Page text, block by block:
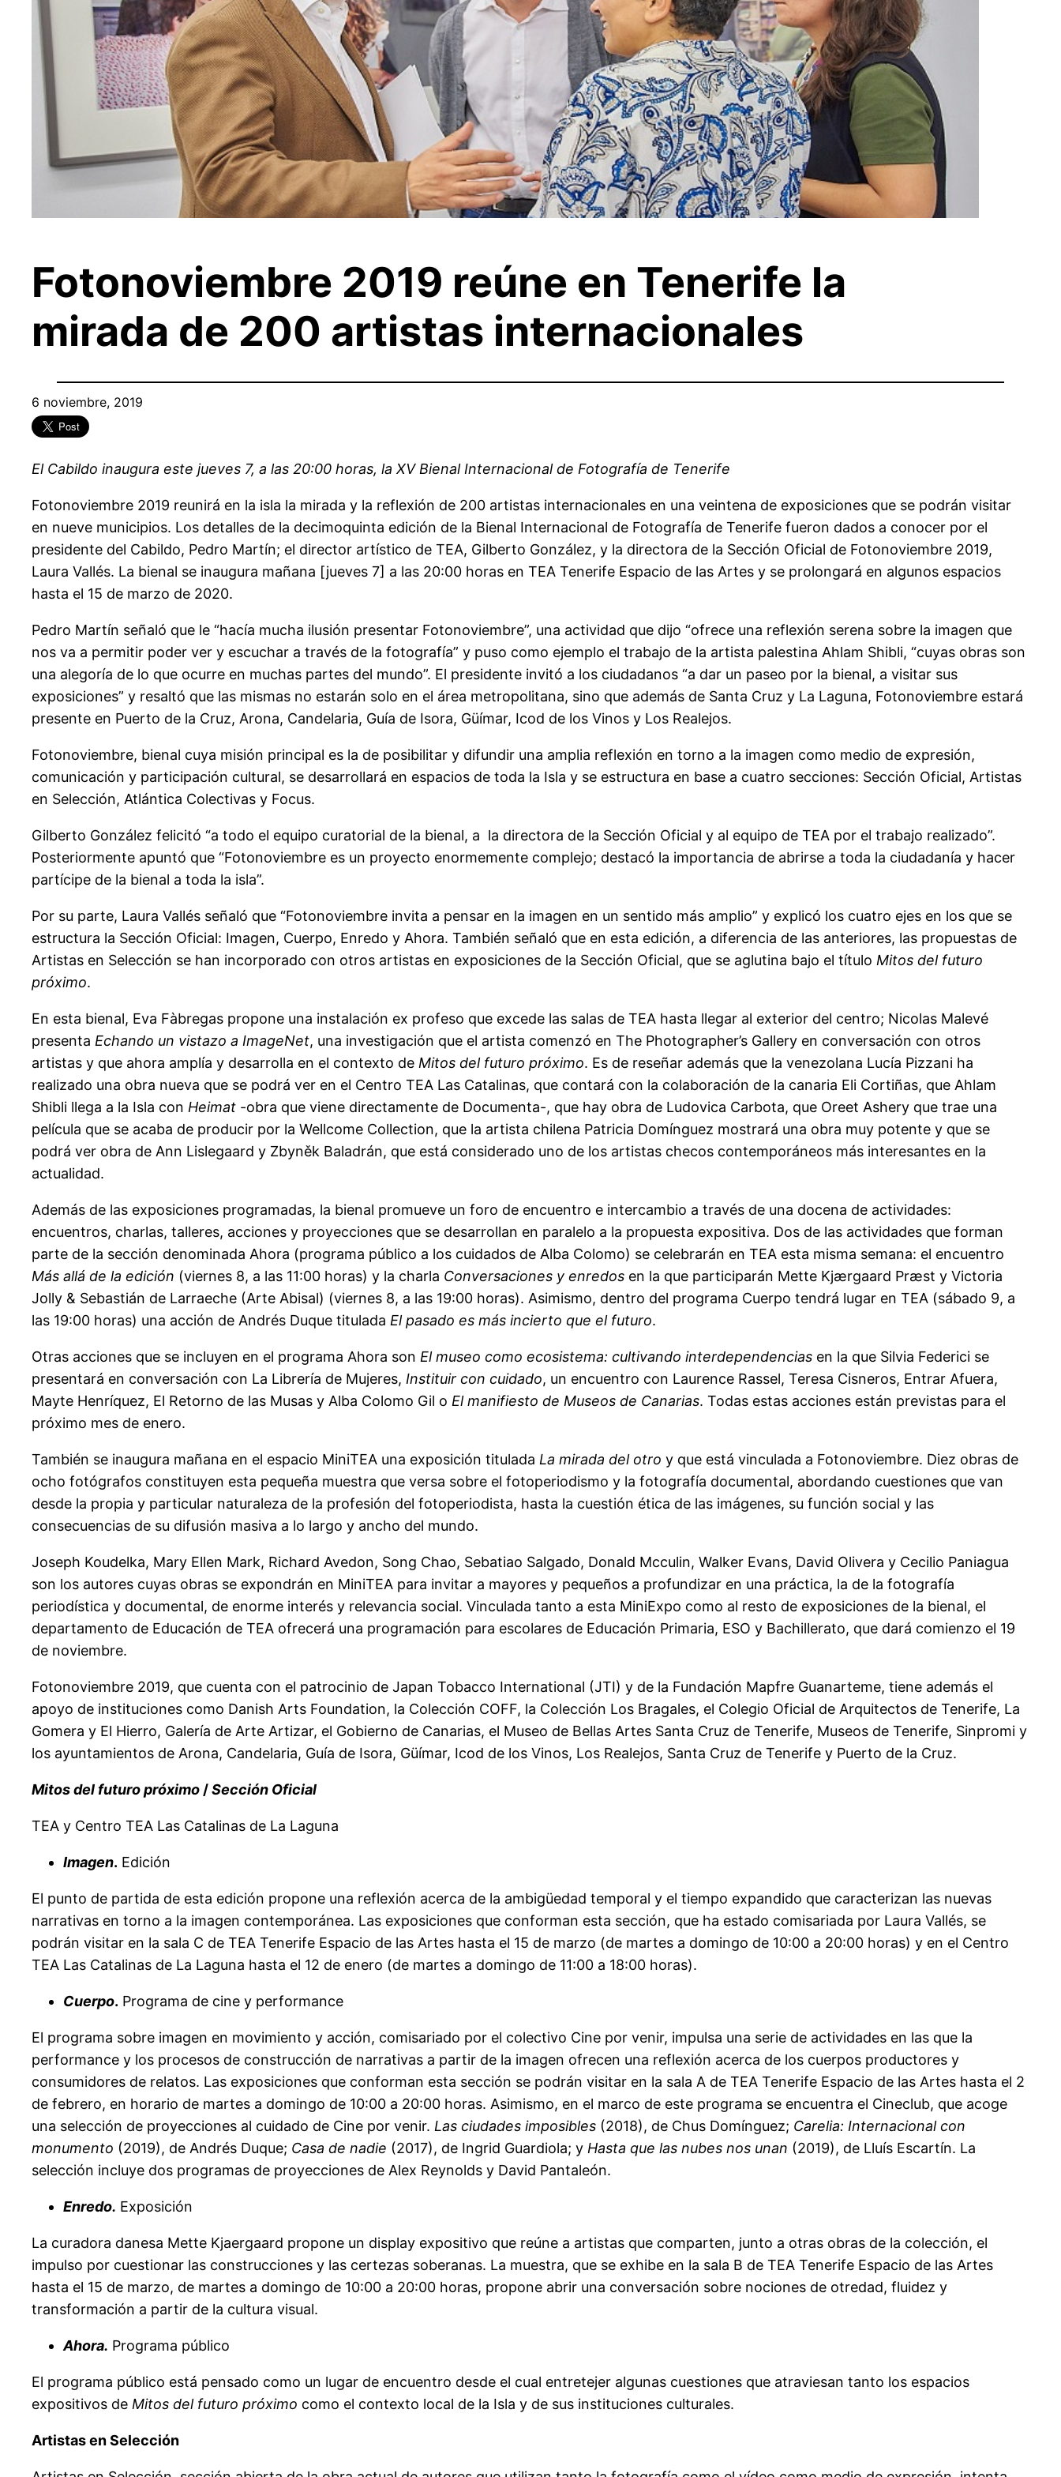
Fotonoviembre 2019 reúne en Tenerife la
mirada de 200 artistas internacionales
6 noviembre, 2019
El Cabildo inaugura este jueves 7, a las 20:00 horas, la XV Bienal Internacional de Fotografía de Tenerife
Fotonoviembre 2019 reunirá en la isla la mirada y la reflexión de 200 artistas internacionales en una veintena de exposiciones que se podrán visitar
en nueve municipios. Los detalles de la decimoquinta edición de la Bienal Internacional de Fotografía de Tenerife fueron dados a conocer por el
presidente del Cabildo, Pedro Martín; el director artístico de TEA, Gilberto González, y la directora de la Sección Oficial de Fotonoviembre 2019,
Laura Vallés. La bienal se inaugura mañana [jueves 7] a las 20:00 horas en TEA Tenerife Espacio de las Artes y se prolongará en algunos espacios
hasta el 15 de marzo de 2020.
Pedro Martín señaló que le “hacía mucha ilusión presentar Fotonoviembre”, una actividad que dijo “ofrece una reflexión serena sobre la imagen que
nos va a permitir poder ver y escuchar a través de la fotografía” y puso como ejemplo el trabajo de la artista palestina Ahlam Shibli, “cuyas obras son
una alegoría de lo que ocurre en muchas partes del mundo”. El presidente invitó a los ciudadanos “a dar un paseo por la bienal, a visitar sus
exposiciones” y resaltó que las mismas no estarán solo en el área metropolitana, sino que además de Santa Cruz y La Laguna, Fotonoviembre estará
presente en Puerto de la Cruz, Arona, Candelaria, Guía de Isora, Güímar, Icod de los Vinos y Los Realejos.
Fotonoviembre, bienal cuya misión principal es la de posibilitar y difundir una amplia reflexión en torno a la imagen como medio de expresión,
comunicación y participación cultural, se desarrollará en espacios de toda la Isla y se estructura en base a cuatro secciones: Sección Oficial, Artistas
en Selección, Atlántica Colectivas y Focus.
Gilberto González felicitó “a todo el equipo curatorial de la bienal, a la directora de la Sección Oficial y al equipo de TEA por el trabajo realizado”.
Posteriormente apuntó que “Fotonoviembre es un proyecto enormemente complejo; destacó la importancia de abrirse a toda la ciudadanía y hacer
partícipe de la bienal a toda la isla”.
Por su parte, Laura Vallés señaló que “Fotonoviembre invita a pensar en la imagen en un sentido más amplio” y explicó los cuatro ejes en los que se
estructura la Sección Oficial: Imagen, Cuerpo, Enredo y Ahora. También señaló que en esta edición, a diferencia de las anteriores, las propuestas de
Artistas en Selección se han incorporado con otros artistas en exposiciones de la Sección Oficial, que se aglutina bajo el título Mitos del futuro
próximo.
En esta bienal, Eva Fàbregas propone una instalación ex profeso que excede las salas de TEA hasta llegar al exterior del centro; Nicolas Malevé
presenta Echando un vistazo a ImageNet, una investigación que el artista comenzó en The Photographer’s Gallery en conversación con otros
artistas y que ahora amplía y desarrolla en el contexto de Mitos del futuro próximo. Es de reseñar además que la venezolana Lucía Pizzani ha
realizado una obra nueva que se podrá ver en el Centro TEA Las Catalinas, que contará con la colaboración de la canaria Eli Cortiñas, que Ahlam
Shibli llega a la Isla con Heimat -obra que viene directamente de Documenta-, que hay obra de Ludovica Carbota, que Oreet Ashery que trae una
película que se acaba de producir por la Wellcome Collection, que la artista chilena Patricia Domínguez mostrará una obra muy potente y que se
podrá ver obra de Ann Lislegaard y Zbyněk Baladrán, que está considerado uno de los artistas checos contemporáneos más interesantes en la
actualidad.
Además de las exposiciones programadas, la bienal promueve un foro de encuentro e intercambio a través de una docena de actividades:
encuentros, charlas, talleres, acciones y proyecciones que se desarrollan en paralelo a la propuesta expositiva. Dos de las actividades que forman
parte de la sección denominada Ahora (programa público a los cuidados de Alba Colomo) se celebrarán en TEA esta misma semana: el encuentro
Más allá de la edición (viernes 8, a las 11:00 horas) y la charla Conversaciones y enredos en la que participarán Mette Kjærgaard Præst y Victoria
Jolly & Sebastián de Larraeche (Arte Abisal) (viernes 8, a las 19:00 horas). Asimismo, dentro del programa Cuerpo tendrá lugar en TEA (sábado 9, a
las 19:00 horas) una acción de Andrés Duque titulada El pasado es más incierto que el futuro.
Otras acciones que se incluyen en el programa Ahora son El museo como ecosistema: cultivando interdependencias en la que Silvia Federici se
presentará en conversación con La Librería de Mujeres, Instituir con cuidado, un encuentro con Laurence Rassel, Teresa Cisneros, Entrar Afuera,
Mayte Henríquez, El Retorno de las Musas y Alba Colomo Gil o El manifiesto de Museos de Canarias. Todas estas acciones están previstas para el
próximo mes de enero.
También se inaugura mañana en el espacio MiniTEA una exposición titulada La mirada del otro y que está vinculada a Fotonoviembre. Diez obras de
ocho fotógrafos constituyen esta pequeña muestra que versa sobre el fotoperiodismo y la fotografía documental, abordando cuestiones que van
desde la propia y particular naturaleza de la profesión del fotoperiodista, hasta la cuestión ética de las imágenes, su función social y las
consecuencias de su difusión masiva a lo largo y ancho del mundo.
Joseph Koudelka, Mary Ellen Mark, Richard Avedon, Song Chao, Sebatiao Salgado, Donald Mcculin, Walker Evans, David Olivera y Cecilio Paniagua
son los autores cuyas obras se expondrán en MiniTEA para invitar a mayores y pequeños a profundizar en una práctica, la de la fotografía
periodística y documental, de enorme interés y relevancia social. Vinculada tanto a esta MiniExpo como al resto de exposiciones de la bienal, el
departamento de Educación de TEA ofrecerá una programación para escolares de Educación Primaria, ESO y Bachillerato, que dará comienzo el 19
de noviembre.
Fotonoviembre 2019, que cuenta con el patrocinio de Japan Tobacco International (JTI) y de la Fundación Mapfre Guanarteme, tiene además el
apoyo de instituciones como Danish Arts Foundation, la Colección COFF, la Colección Los Bragales, el Colegio Oficial de Arquitectos de Tenerife, La
Gomera y El Hierro, Galería de Arte Artizar, el Gobierno de Canarias, el Museo de Bellas Artes Santa Cruz de Tenerife, Museos de Tenerife, Sinpromi y
los ayuntamientos de Arona, Candelaria, Guía de Isora, Güímar, Icod de los Vinos, Los Realejos, Santa Cruz de Tenerife y Puerto de la Cruz.
Mitos del futuro próximo /Sección Oficial
TEA y Centro TEA Las Catalinas de La Laguna
Imagen. Edición
El punto de partida de esta edición propone una reflexión acerca de la ambigüedad temporal y el tiempo expandido que caracterizan las nuevas
narrativas en torno a la imagen contemporánea. Las exposiciones que conforman esta sección, que ha estado comisariada por Laura Vallés, se
podrán visitar en la sala C de TEA Tenerife Espacio de las Artes hasta el 15 de marzo (de martes a domingo de 10:00 a 20:00 horas) y en el Centro
TEA Las Catalinas de La Laguna hasta el 12 de enero (de martes a domingo de 11:00 a 18:00 horas).
Cuerpo. Programa de cine y performance
El programa sobre imagen en movimiento y acción, comisariado por el colectivo Cine por venir, impulsa una serie de actividades en las que la
performance y los procesos de construcción de narrativas a partir de la imagen ofrecen una reflexión acerca de los cuerpos productores y
consumidores de relatos. Las exposiciones que conforman esta sección se podrán visitar en la sala A de TEA Tenerife Espacio de las Artes hasta el 2
de febrero, en horario de martes a domingo de 10:00 a 20:00 horas. Asimismo, en el marco de este programa se encuentra el Cineclub, que acoge
una selección de proyecciones al cuidado de Cine por venir. Las ciudades imposibles (2018), de Chus Domínguez; Carelia: Internacional con
monumento (2019), de Andrés Duque; Casa de nadie (2017), de Ingrid Guardiola; y Hasta que las nubes nos unan (2019), de Lluís Escartín. La
selección incluye dos programas de proyecciones de Alex Reynolds y David Pantaleón.
Enredo. Exposición
La curadora danesa Mette Kjaergaard propone un display expositivo que reúne a artistas que comparten, junto a otras obras de la colección, el
impulso por cuestionar las construcciones y las certezas soberanas. La muestra, que se exhibe en la sala B de TEA Tenerife Espacio de las Artes
hasta el 15 de marzo, de martes a domingo de 10:00 a 20:00 horas, propone abrir una conversación sobre nociones de otredad, fluidez y
transformación a partir de la cultura visual.
Ahora. Programa público
El programa público está pensado como un lugar de encuentro desde el cual entretejer algunas cuestiones que atraviesan tanto los espacios
expositivos de Mitos del futuro próximo como el contexto local de la Isla y de sus instituciones culturales.
Artistas en Selección